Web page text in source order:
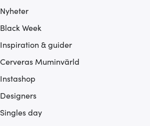
Nyheter
Black Week
Inspiration & guider
Cerveras Muminvärld
Instashop
Designers
Singles day